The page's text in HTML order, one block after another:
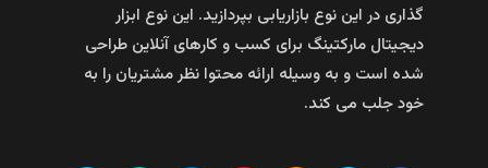
گذاری در این نوع بازاریابی بپردازید. این نوع ابزار
دیجیتال مارکتینگ برای کسب و کارهای آنلاین طراحی
شده است و به وسیله ارائه محتوا نظر مشتریان را به
خود جلب می کند.